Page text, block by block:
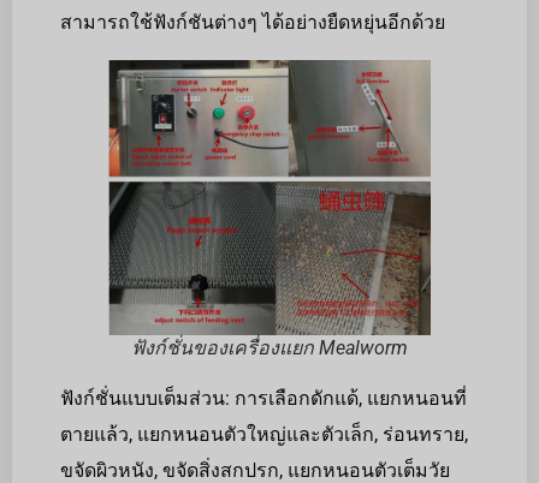
สามารถใช้ฟังก์ชันต่างๆ ได้อย่างยืดหยุ่นอีกด้วย
ฟังก์ชั่นของเครื่องแยก Mealworm
ฟังก์ชั่นแบบเต็มส่วน: การเลือกดักแด้, แยกหนอนที่
ตายแล้ว, แยกหนอนตัวใหญ่และตัวเล็ก, ร่อนทราย,
ขจัดผิวหนัง, ขจัดสิ่งสกปรก, แยกหนอนตัวเต็มวัย